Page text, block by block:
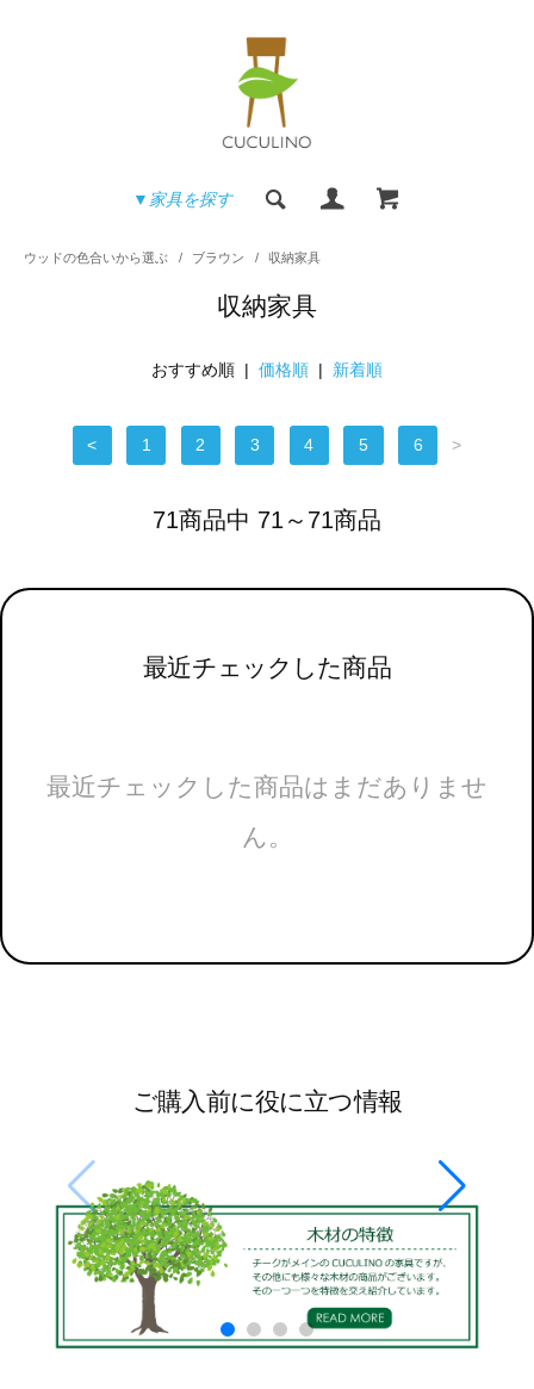
▼家具を探す
ウッドの色合いから選ぶ / ブラウン / 収納家具
収納家具
おすすめ順 | 価格順 | 新着順
< 1 2 3 4 5 6 >
71商品中 71～71商品
最近チェックした商品
最近チェックした商品はまだありませ
ん。
ご購入前に役に立つ情報